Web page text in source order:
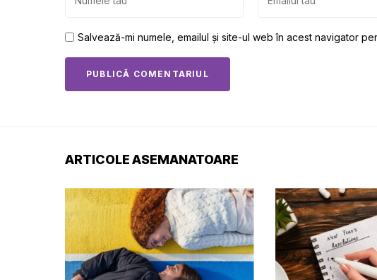
Salvează-mi numele, emailul și site-ul web în acest navigator
ARTICOLE ASEMANATOARE